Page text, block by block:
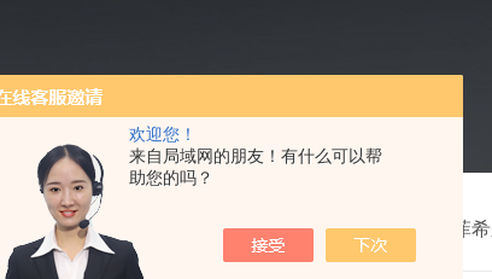
欢迎您！
来自局域网的朋友！有什么可以帮
助您的吗？
我的位置： >产品中心 >德国Fischer菲